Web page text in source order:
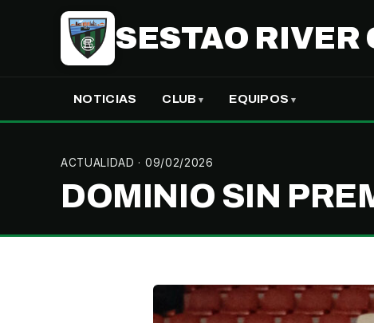
SESTAO RIVER
NOTICIAS CLUB EQUIPOS
ACTUALIDAD · 09/02/2026
DOMINIO SIN